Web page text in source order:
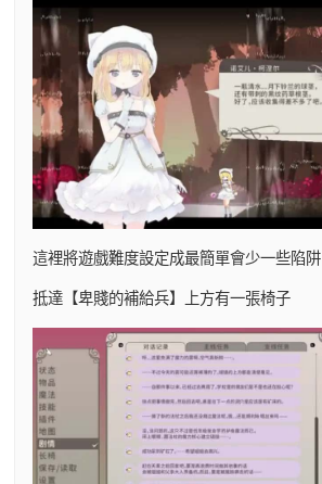
這裡將遊戲難度設定成最簡單會少一些陷阱
抵達【卑賤的補給兵】上方有一張椅子